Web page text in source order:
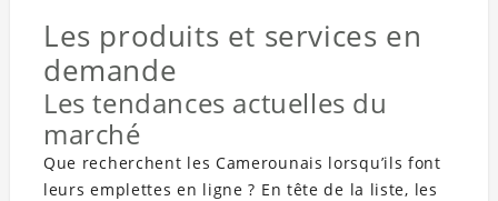
Les produits et services en
demande
Les tendances actuelles du
marché
Que recherchent les Camerounais lorsqu’ils font
leurs emplettes en ligne ? En tête de la liste, les